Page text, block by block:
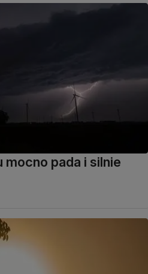
mocno pada i silnie